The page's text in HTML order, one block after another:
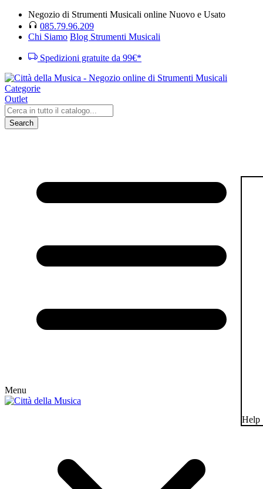
Negozio di Strumenti Musicali online Nuovo e Usato
085.79.96.209
Chi Siamo Blog Strumenti Musicali
Spedizioni gratuite da 99€*
Categorie
Outlet
Search
Menu
Help